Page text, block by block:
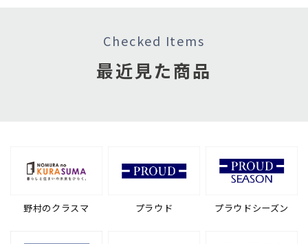
Checked Items
最近見た商品
野村のクラスマ プラウド プラウドシーズン